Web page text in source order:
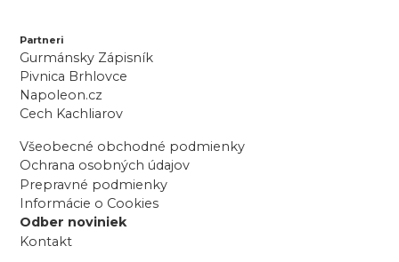
Partneri
Gurmánsky Zápisník
Pivnica Brhlovce
Napoleon.cz
Cech Kachliarov
Všeobecné obchodné podmienky
Ochrana osobných údajov
Prepravné podmienky
Informácie o Cookies
Odber noviniek
Kontakt